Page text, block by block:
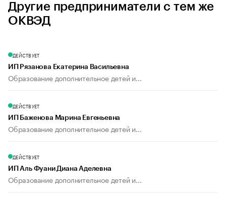
Другие предприниматели с тем же
ОКВЭД
ДЕЙСТВУЕТ
ИП Рязанова Екатерина Васильевна
Образование дополнительное детей и...
ДЕЙСТВУЕТ
ИП Баженова Марина Евгеньевна
Образование дополнительное детей и...
ДЕЙСТВУЕТ
ИП Аль Фуани Диана Аделевна
Образование дополнительное детей и...